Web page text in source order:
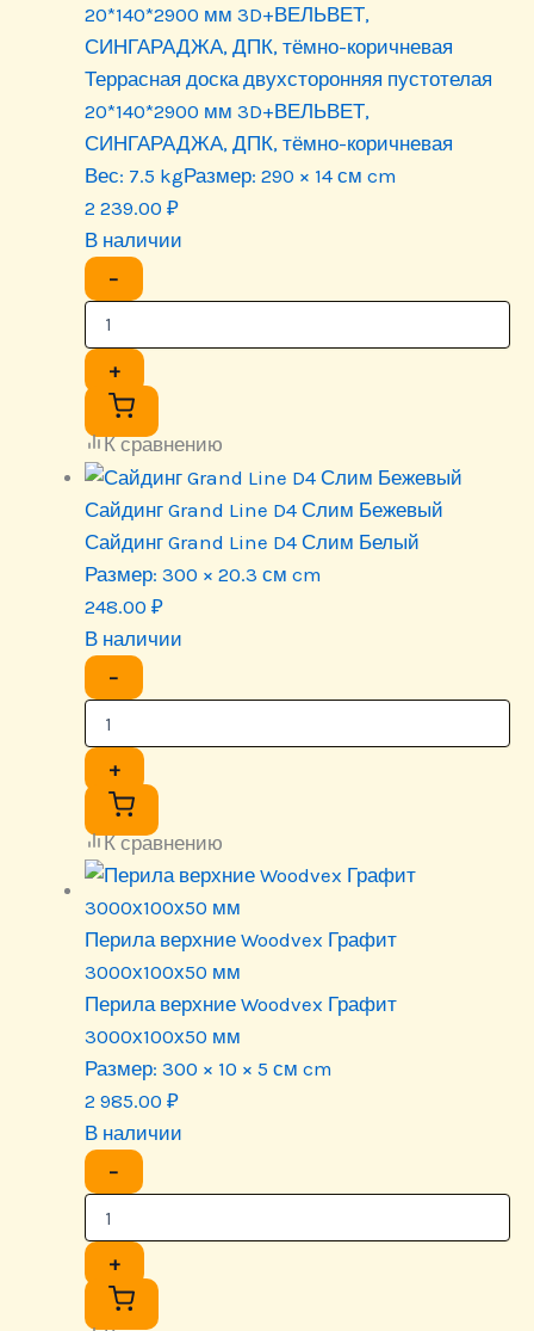
20*140*2900 мм 3D+ВЕЛЬВЕТ,
СИНГАРАДЖА, ДПК, тёмно-коричневая
Террасная доска двухсторонняя пустотелая
20*140*2900 мм 3D+ВЕЛЬВЕТ,
СИНГАРАДЖА, ДПК, тёмно-коричневая
Вес: 7.5 kgРазмер: 290 × 14 см cm
2 239.00 ₽
В наличии
−
+
К сравнению
Сайдинг Grand Line D4 Слим Бежевый
Сайдинг Grand Line D4 Слим Белый
Размер: 300 × 20.3 см cm
248.00 ₽
В наличии
−
+
К сравнению
Перила верхние Woodvex Графит
3000х100х50 мм
Перила верхние Woodvex Графит
3000х100х50 мм
Размер: 300 × 10 × 5 см cm
2 985.00 ₽
В наличии
−
+